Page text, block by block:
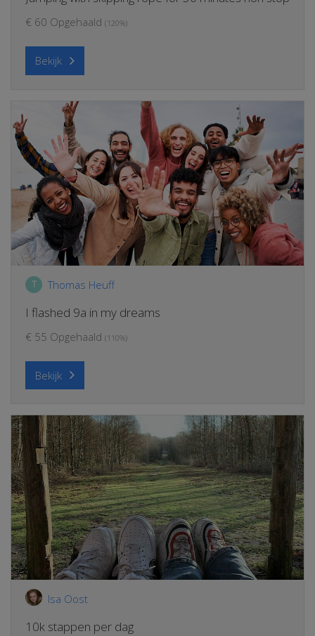
€ 60 Opgehaald (120%)
Bekijk
T Thomas Heuff
I flashed 9a in my dreams
€ 55 Opgehaald (110%)
Bekijk
Isa Oost
10k stappen per dag